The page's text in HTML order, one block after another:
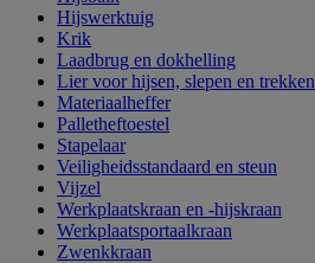
Hijswerktuig
Krik
Laadbrug en dokhelling
Lier voor hijsen, slepen en trekken
Materiaalheffer
Palletheftoestel
Stapelaar
Veiligheidsstandaard en steun
Vijzel
Werkplaatskraan en -hijskraan
Werkplaatsportaalkraan
Zwenkkraan